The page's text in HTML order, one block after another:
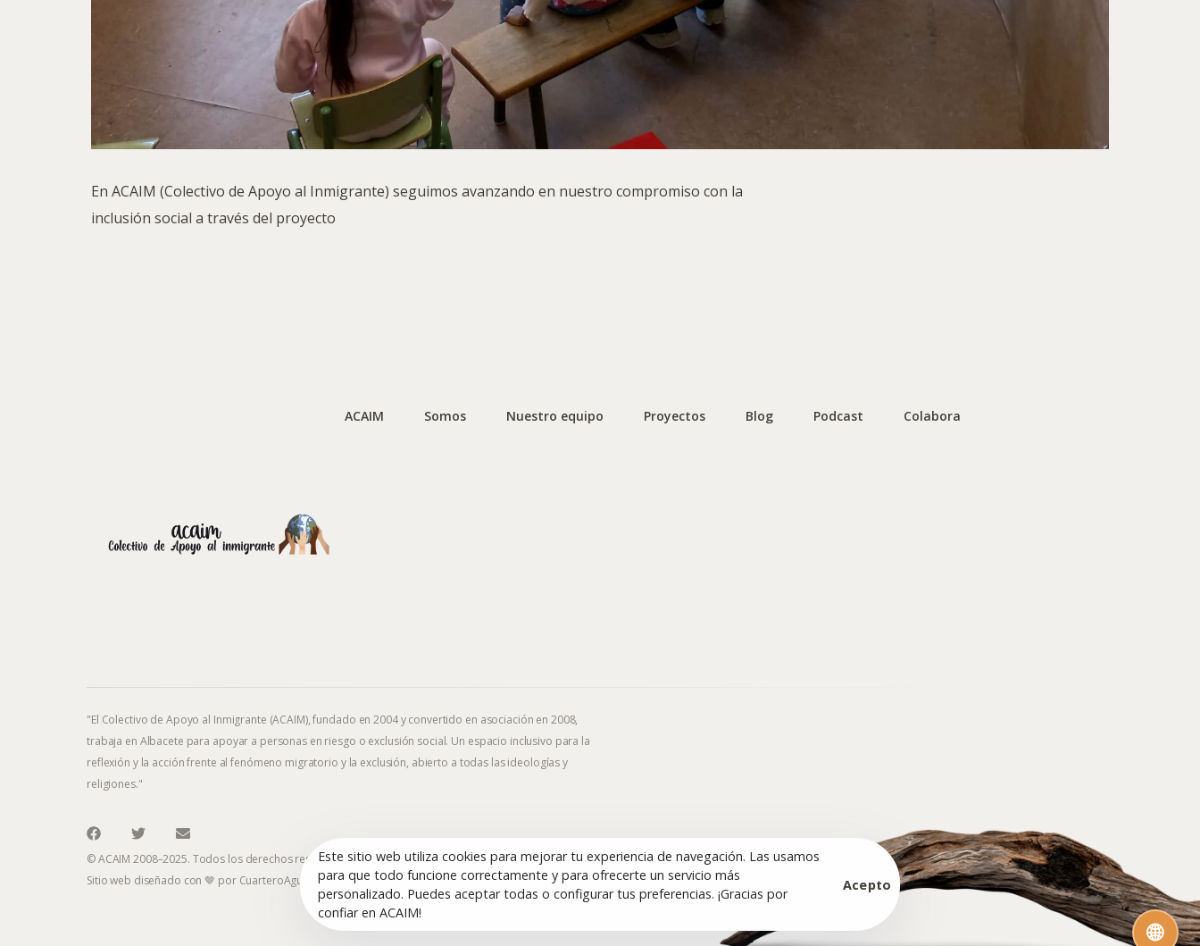
🌐
En ACAIM (Colectivo de Apoyo al Inmigrante) seguimos avanzando en nuestro compromiso con la
inclusión social a través del proyecto
ACAIM Somos Nuestro equipo Proyectos Blog Podcast Colabora
"El Colectivo de Apoyo al Inmigrante (ACAIM), fundado en 2004 y convertido en asociación en 2008,
trabaja en Albacete para apoyar a personas en riesgo o exclusión social. Un espacio inclusivo para la
reflexión y la acción frente al fenómeno migratorio y la exclusión, abierto a todas las ideologías y
religiones."
© ACAIM 2008–2025. Todos los derechos reservados.
Sitio web diseñado con 🤎 por CuarteroAgurcia
Este sitio web utiliza cookies para mejorar tu experiencia de navegación. Las usamos
para que todo funcione correctamente y para ofrecerte un servicio más
personalizado. Puedes aceptar todas o configurar tus preferencias. ¡Gracias por
confiar en ACAIM!
Acepto